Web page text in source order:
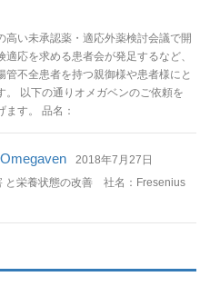
高い未承認薬・適応外薬検討会議で開
応を求める患者会が発足するなど、
不全患者を持つ親御様や患者様にと
。 以下の通りオメガベンのご依頼を
す。 品名：
2018年7月27日
と栄養状態の改善 社名：Fresenius